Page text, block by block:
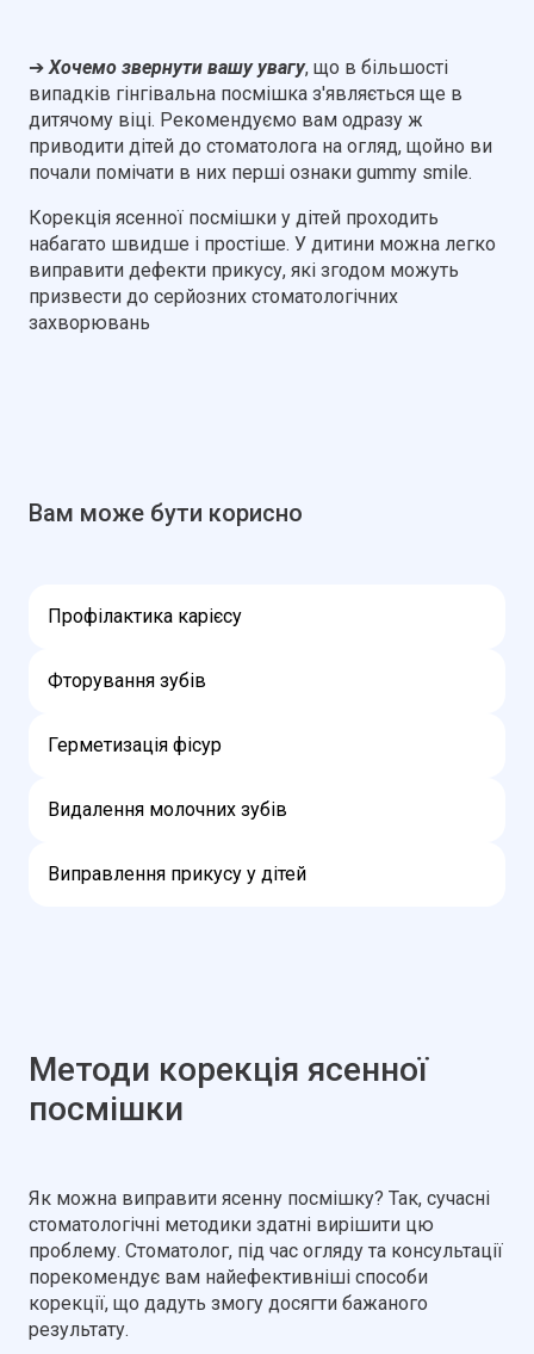
➔Хочемо звернути вашу увагу, що в більшості
випадків гінгівальна посмішка з'являється ще в
дитячому віці. Рекомендуємо вам одразу ж
приводити дітей до стоматолога на огляд, щойно ви
почали помічати в них перші ознаки gummy smile.
Корекція ясенної посмішки у дітей проходить
набагато швидше і простіше. У дитини можна легко
виправити дефекти прикусу, які згодом можуть
призвести до серйозних стоматологічних
захворювань
Вам може бути корисно
Профілактика карієсу
Фторування зубів
Герметизація фісур
Видалення молочних зубів
Виправлення прикусу у дітей
Методи корекція ясенної
посмішки
Як можна виправити ясенну посмішку? Так, сучасні
стоматологічні методики здатні вирішити цю
проблему. Стоматолог, під час огляду та консультації
порекомендує вам найефективніші способи
корекції, що дадуть змогу досягти бажаного
результату.